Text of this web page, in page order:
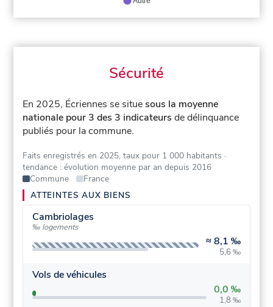
Sécurité
En 2025, Écriennes se situesous la moyenne
nationale pour 3 des 3 indicateurs de délinquance
publiés pour la commune.
Faits enregistrés en 2025, taux pour 1 000 habitants ·
tendance : évolution moyenne par an depuis 2016
Commune
France
ATTEINTES AUX BIENS
Cambriolages
‰ logements
≈8,1 ‰
5,6 ‰
Vols de véhicules
0,0 ‰
1,8 ‰